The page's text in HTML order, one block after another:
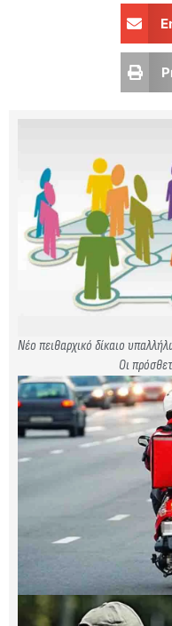
Νέο πειθαρχικό δίκαιο
Οι